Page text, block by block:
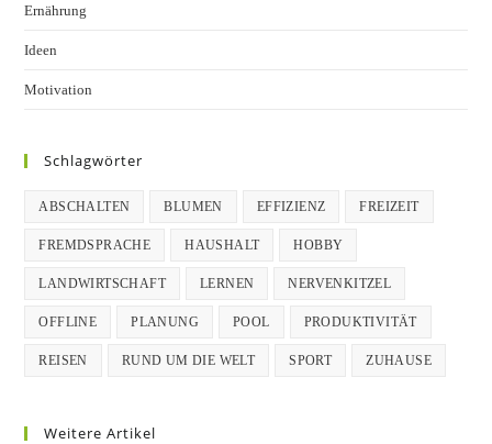
Ernährung
Ideen
Motivation
Schlagwörter
ABSCHALTEN BLUMEN EFFIZIENZ FREIZEIT
FREMDSPRACHE HAUSHALT HOBBY
LANDWIRTSCHAFT LERNEN NERVENKITZEL
OFFLINE PLANUNG POOL PRODUKTIVITÄT
REISEN RUND UM DIE WELT SPORT ZUHAUSE
Weitere Artikel